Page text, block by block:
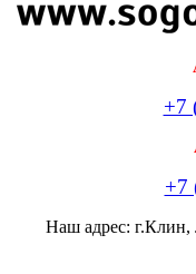
+7
+7
Наш адрес: г.Клин,